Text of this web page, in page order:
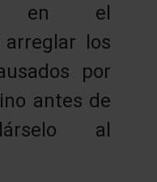
en el
los
por
antes de
al